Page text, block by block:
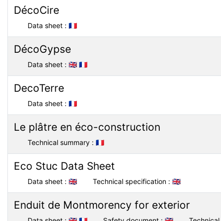
DécoCire
Data sheet : 🇫🇷
DécoGypse
Data sheet : 🇬🇧 🇫🇷
DecoTerre
Data sheet : 🇫🇷
Le plâtre en éco-construction
Technical summary : 🇫🇷
Eco Stuc Data Sheet
Data sheet : 🇬🇧 Technical specification : 🇬🇧
Enduit de Montmorency for exterior